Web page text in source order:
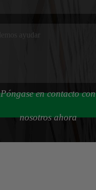
Póngase en contacto con
nosotros ahora